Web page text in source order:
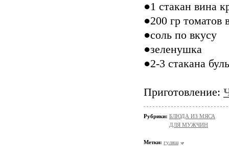
●1 стакан вина
●200 гр томатов
●соль по вкусу
●зеленушка
●2-3 стакана
Приготовление:
Рубрики: БЛЮДА ИЗ МЯСА
ДЛЯ МУЖЧИН
Метки: гуляш